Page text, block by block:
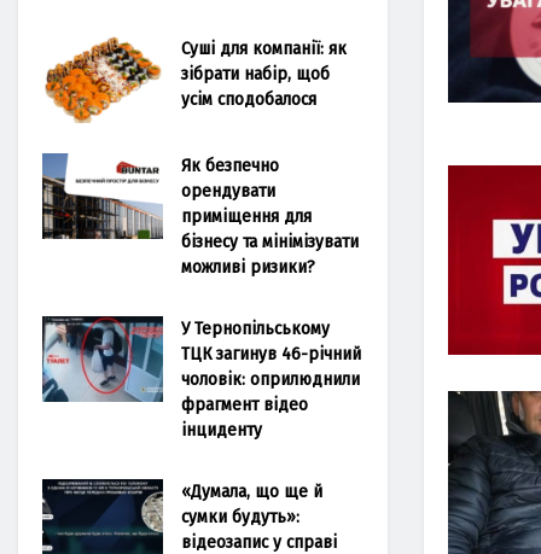
Суші для компанії: як
зібрати набір, щоб
усім сподобалося
Як безпечно
орендувати
приміщення для
бізнесу та мінімізувати
можливі ризики?
У Тернопільському
ТЦК загинув 46-річний
чоловік: оприлюднили
фрагмент відео
інциденту
«Думала, що ще й
сумки будуть»:
відеозапис у справі